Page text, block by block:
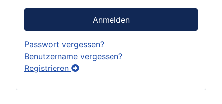
Anmelden
Passwort vergessen?
Benutzername vergessen?
Registrieren